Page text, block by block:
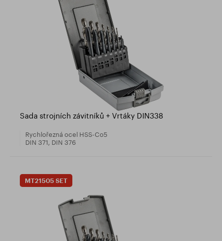
Sada strojních závitníků + Vrtáky DIN338
Rychlořezná ocel HSS-Co5
DIN 371, DIN 376
MT21505 SET